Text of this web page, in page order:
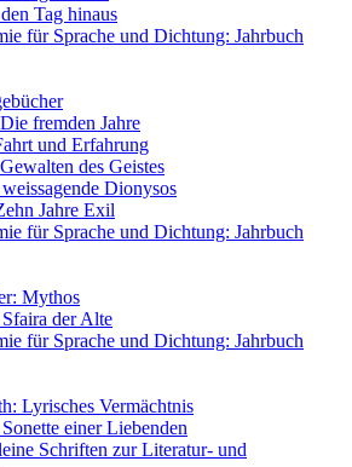
Tag hinaus
für Sprache und Dichtung: Jahrbuch
fremden Jahre
und Erfahrung
des Geistes
Dionysos
Jahre Exil
für Sprache und Dichtung: Jahrbuch
Mythos
der Alte
für Sprache und Dichtung: Jahrbuch
Lyrisches Vermächtnis
einer Liebenden
Schriften zur Literatur- und